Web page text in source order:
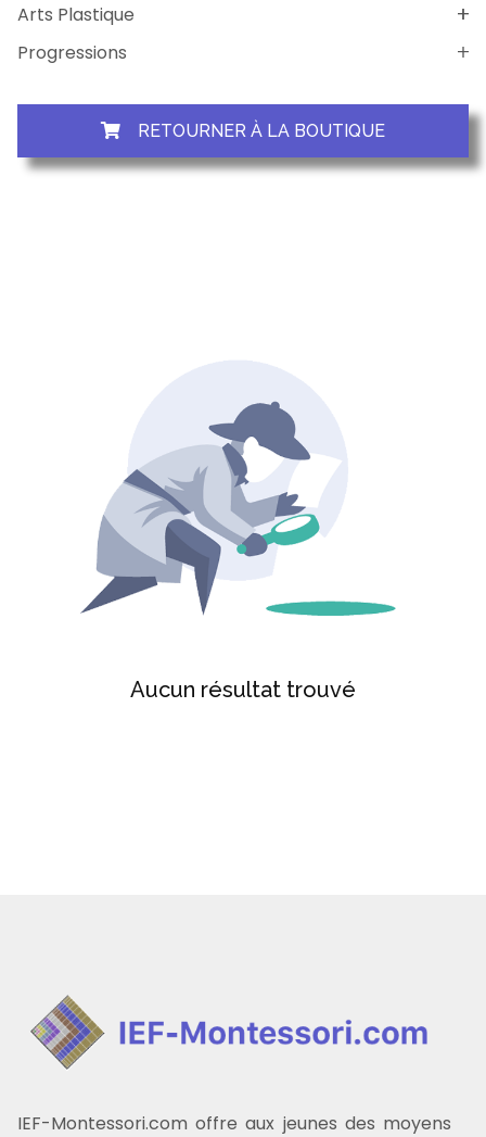
Arts Plastique
Progressions
RETOURNER À LA BOUTIQUE
Aucun résultat trouvé
IEF-Montessori.com offre aux jeunes des moyens